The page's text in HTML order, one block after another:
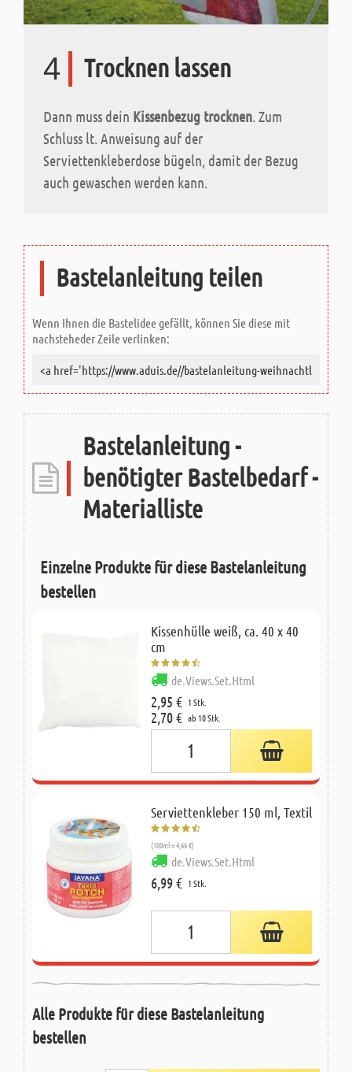
4 Trocknen lassen
Dann muss dein Kissenbezug trocknen. Zum
Schluss lt. Anweisung auf der
Serviettenkleberdose bügeln, damit der Bezug
auch gewaschen werden kann.
Bastelanleitung teilen
Wenn Ihnen die Bastelidee gefällt, können Sie diese mit
nachsteheder Zeile verlinken:
Bastelanleitung -
benötigter Bastelbedarf -
Materialliste
Einzelne Produkte für diese Bastelanleitung
bestellen
Kissenhülle weiß, ca. 40 x 40
cm
de.Views.Set.Html
2,95 € 1 Stk.
2,70 € ab 10 Stk.
Serviettenkleber 150 ml, Textil
(100ml = 4,66 €)
de.Views.Set.Html
6,99 € 1 Stk.
Alle Produkte für diese Bastelanleitung
bestellen